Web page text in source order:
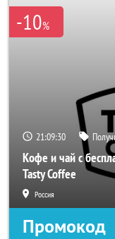
-10%
21:09:28
Кофе и чай с
Tasty Coffee
Россия
Промокод